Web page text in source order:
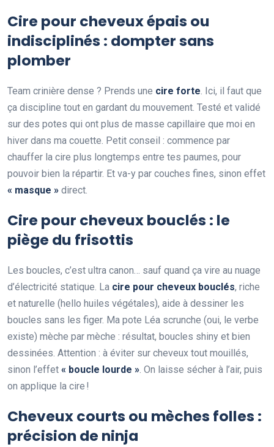
Cire pour cheveux épais ou
indisciplinés : dompter sans
plomber
Team crinière dense ? Prends une cire forte. Ici, il faut que
ça discipline tout en gardant du mouvement. Testé et validé
sur des potes qui ont plus de masse capillaire que moi en
hiver dans ma couette. Petit conseil : commence par
chauffer la cire plus longtemps entre tes paumes, pour
pouvoir bien la répartir. Et va-y par couches fines, sinon effet
« masque » direct.
Cire pour cheveux bouclés : le
piège du frisottis
Les boucles, c’est ultra canon… sauf quand ça vire au nuage
d’électricité statique. La cire pour cheveux bouclés, riche
et naturelle (hello huiles végétales), aide à dessiner les
boucles sans les figer. Ma pote Léa scrunche (oui, le verbe
existe) mèche par mèche : résultat, boucles shiny et bien
dessinées. Attention : à éviter sur cheveux tout mouillés,
sinon l’effet « boucle lourde ». On laisse sécher à l’air, puis
on applique la cire !
Cheveux courts ou mèches folles :
précision de ninja